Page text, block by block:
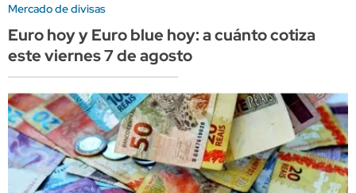
Mercado de divisas
Euro hoy y Euro blue hoy: a cuánto cotiza
este viernes 7 de agosto